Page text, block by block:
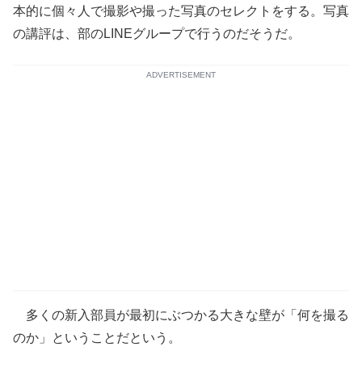
本的に個々人で撮影や撮った写真のセレクトをする。写真
の講評は、部のLINEグループで行うのだそうだ。
ADVERTISEMENT
多くの新入部員が最初にぶつかる大きな壁が「何を撮る
のか」ということだという。